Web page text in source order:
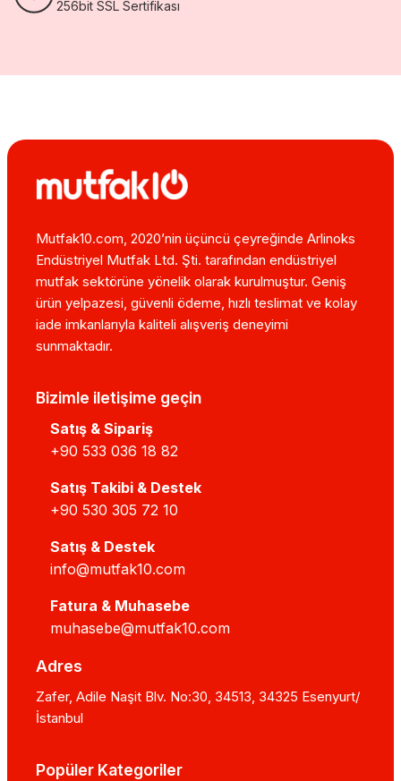
256bit SSL Sertifikası
Mutfak10.com, 2020’nin üçüncü çeyreğinde Arlinoks
Endüstriyel Mutfak Ltd. Şti. tarafından endüstriyel
mutfak sektörüne yönelik olarak kurulmuştur. Geniş
ürün yelpazesi, güvenli ödeme, hızlı teslimat ve kolay
iade imkanlarıyla kaliteli alışveriş deneyimi
sunmaktadır.
Bizimle iletişime geçin
Satış & Sipariş
+90 533 036 18 82
Satış Takibi & Destek
+90 530 305 72 10
Satış & Destek
info@mutfak10.com
Fatura & Muhasebe
muhasebe@mutfak10.com
Adres
Zafer, Adile Naşit Blv. No:30, 34513, 34325 Esenyurt/
İstanbul
Popüler Kategoriler